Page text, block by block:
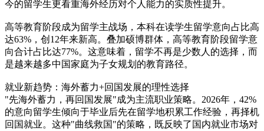
今的留学生更看重海外经历对个人能力的实质性提升。
高等教育阶段成为留学主战场，本科在读学生留学意向占比高
达63%，创12年来新高。叠加硕博群体，高等教育阶段留学意
向合计占比达77%。这意味着，留学不再是少数人的选择，而
是越来越多中国家庭为子女规划的教育路径。
就业新趋势：海外蓄力+回国发展的理性选择
"先海外蓄力，再回国发展"成为主流职业策略。2026年，42%
的意向留学生倾向于毕业后先在留学地积累工作经验，再择机
回国就业。这种"曲线救国"的策略，既反映了国内就业市场对